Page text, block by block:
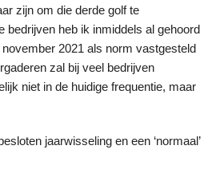
zijn om die derde golf te
bedrijven heb ik inmiddels al gehoord
2021 als norm vastgesteld
zal bij veel bedrijven
niet in de huidige frequentie, maar
jaarwisseling en een ‘normaal’